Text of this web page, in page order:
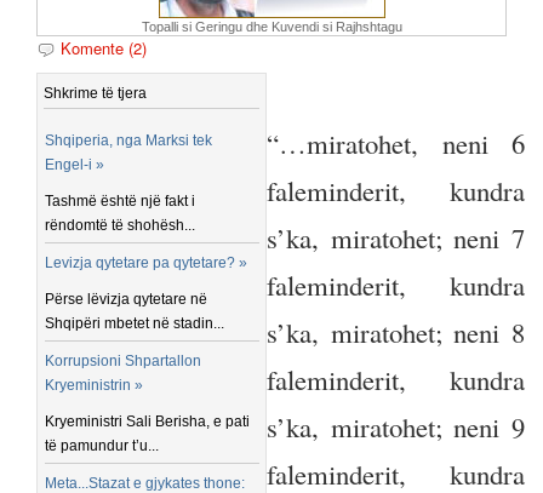
Topalli si Geringu dhe Kuvendi si Rajhshtagu
Komente (2)
Shkrime të tjera
Shqiperia, nga Marksi tek
Engel-i »
Tashmë është një fakt i
rëndomtë të shohësh...
Levizja qytetare pa qytetare? »
Përse lëvizja qytetare në
Shqipëri mbetet në stadin...
Korrupsioni Shpartallon
Kryeministrin »
Kryeministri Sali Berisha, e pati
të pamundur t’u...
Meta...Stazat e gjykates thone:
“…miratohet, neni 6
faleminderit, kundra
s’ka, miratohet; neni 7
faleminderit, kundra
s’ka, miratohet; neni 8
faleminderit, kundra
s’ka, miratohet; neni 9
faleminderit, kundra